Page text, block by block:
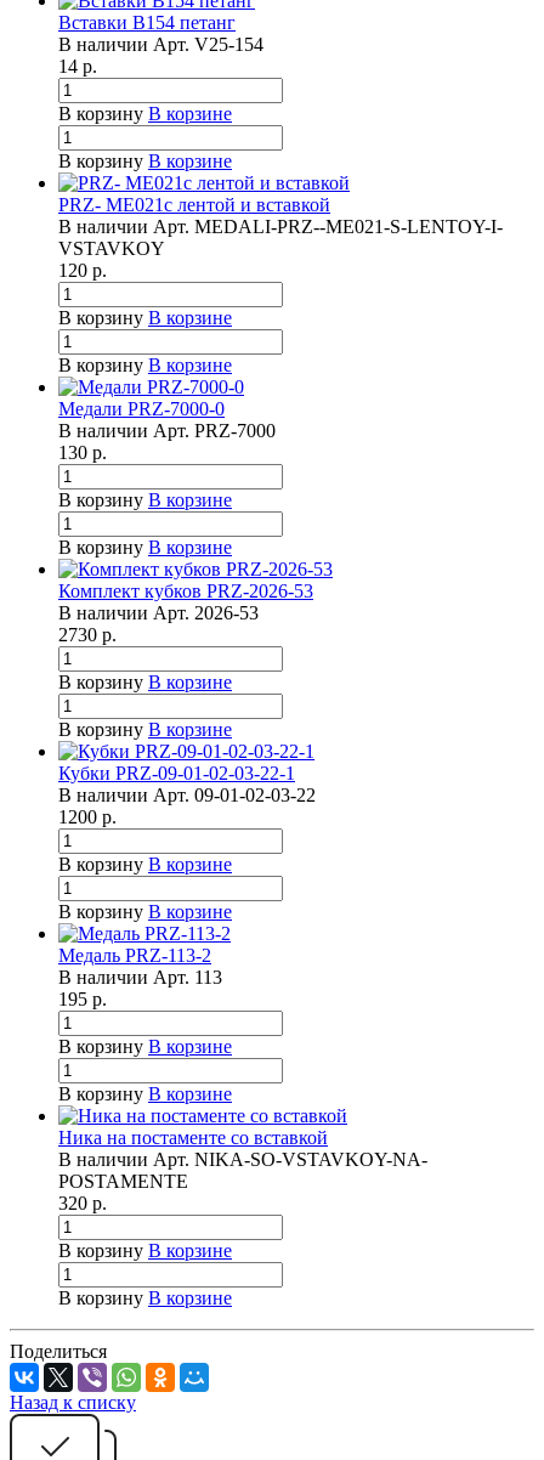
Вставки B154 петанг
В наличии Арт. V25-154
14 р.
В корзину В корзине
В корзину В корзине
PRZ- ME021с лентой и вставкой
В наличии Арт. MEDALI-PRZ--ME021-S-LENTOY-I-
VSTAVKOY
120 р.
В корзину В корзине
В корзину В корзине
Медали PRZ-7000-0
В наличии Арт. PRZ-7000
130 р.
В корзину В корзине
В корзину В корзине
Комплект кубков PRZ-2026-53
В наличии Арт. 2026-53
2730 р.
В корзину В корзине
В корзину В корзине
Кубки PRZ-09-01-02-03-22-1
В наличии Арт. 09-01-02-03-22
1200 р.
В корзину В корзине
В корзину В корзине
Медаль PRZ-113-2
В наличии Арт. 113
195 р.
В корзину В корзине
В корзину В корзине
Ника на постаменте со вставкой
В наличии Арт. NIKA-SO-VSTAVKOY-NA-
POSTAMENTE
320 р.
В корзину В корзине
В корзину В корзине
Поделиться
Назад к списку